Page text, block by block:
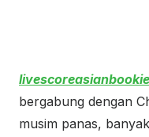
livescoreasianbookie
bergabung dengan
musim panas,